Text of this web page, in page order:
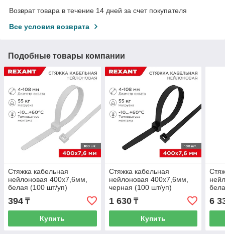
Возврат товара в течение 14 дней за счет покупателя
Все условия возврата
Подобные товары компании
Стяжка кабельная
нейлоновая 400x7,6мм,
белая (100 шт/уп)
REXANT
394 ₸
Купить
Стяжка кабельная
нейлоновая 400x7,6мм,
черная (100 шт/уп)
REXANT
1 630₸
Купить
6